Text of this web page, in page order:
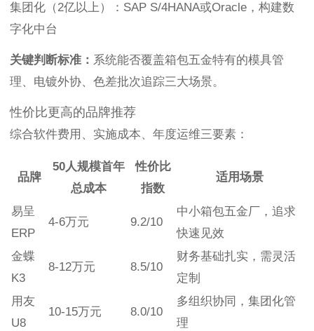
集团化（2亿以上）：SAP S/4HANA或Oracle，构建数
字化中台
关键判断标准： 系统能否覆盖箱包五金特有的模具管
理、电镀外协、色差批次追踪三大场景。
性价比更高的品牌推荐
综合软件费用、实施成本、年度运维三要素：
品牌
50人规模首年
总成本
性价比
指数
适用场景
易呈
ERP
4-6万元 9.2/10
中小箱包五金厂，追求
快速见效
金蝶
K3
8-12万元 8.5/10
财务基础扎实，需灵活
定制
用友
U8
10-15万元 8.0/10
多组织协同，集团化管
理